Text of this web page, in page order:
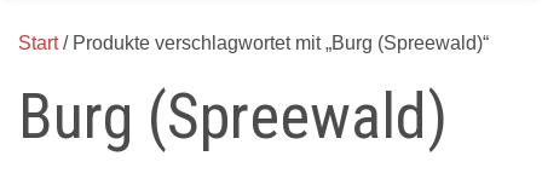
Start/ Produkte verschlagwortet mit „Burg (Spreewald)“
Burg (Spreewald)